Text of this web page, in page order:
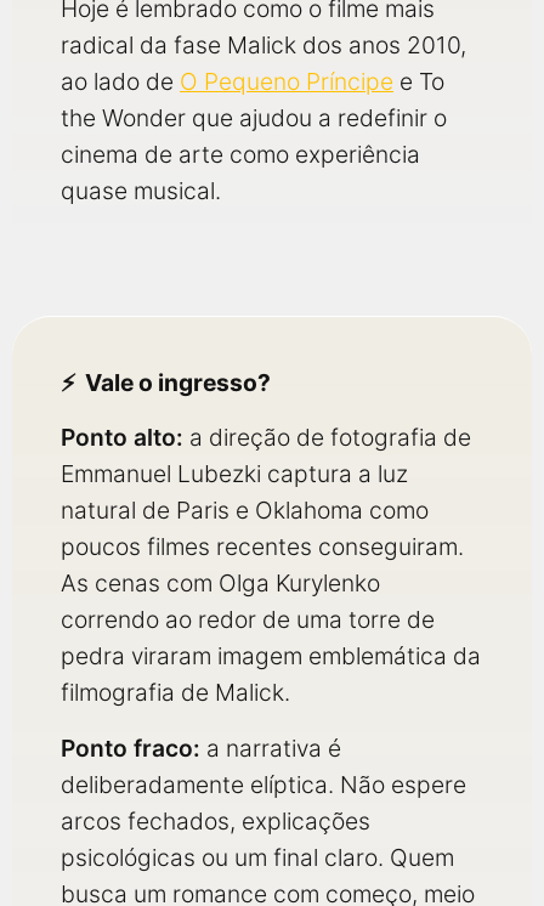
Hoje é lembrado como o filme mais
radical da fase Malick dos anos 2010,
ao lado de O Pequeno Príncipe e To
the Wonder que ajudou a redefinir o
cinema de arte como experiência
quase musical.
Vale o ingresso?
Ponto alto: a direção de fotografia de
Emmanuel Lubezki captura a luz
natural de Paris e Oklahoma como
poucos filmes recentes conseguiram.
As cenas com Olga Kurylenko
correndo ao redor de uma torre de
pedra viraram imagem emblemática da
filmografia de Malick.
Ponto fraco: a narrativa é
deliberadamente elíptica. Não espere
arcos fechados, explicações
psicológicas ou um final claro. Quem
busca um romance com começo, meio